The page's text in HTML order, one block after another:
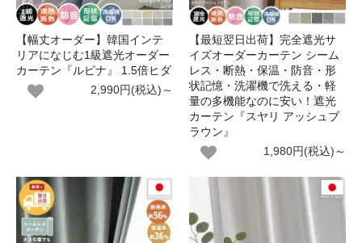
【幅丈オーダー】韓国インテ
リアになじむ1級遮光オーダー
カーテン『ルピナ』 1.5倍ヒダ
2,990円(税込)～
【最短翌日出荷】完全遮光サ
イズオーダーカーテン シーム
レス・断熱・保温・防音・形
状記憶・洗濯機で洗える・軽
量の多機能なのに安い！遮光
カーテン『スヤリ アッシュブ
ラウン』
1,980円(税込)～